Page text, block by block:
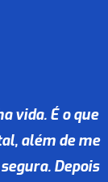
vida. É o que
além de me
Depois